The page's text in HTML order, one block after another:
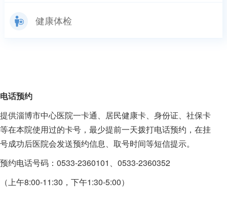
健康体检
电话预约
提供淄博市中心医院一卡通、居民健康卡、身份证、社保卡
等在本院使用过的卡号，最少提前一天拨打电话预约，在挂
号成功后医院会发送预约信息、取号时间等短信提示。
预约电话号码：0533-2360101、0533-2360352
（上午8:00-11:30，下午1:30-5:00）